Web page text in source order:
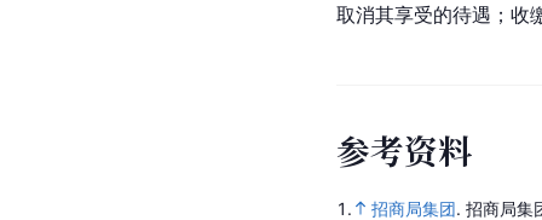
取消其享受的待遇；收
参考资料
1. 招商局集团. 招商局集